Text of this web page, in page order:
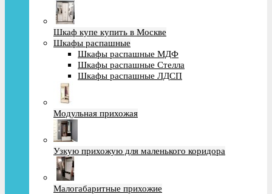
Шкаф купе купить в Москве
Шкафы распашные
Шкафы распашные МДФ
Шкафы распашные Стелла
Шкафы распашные ЛДСП
Модульная прихожая
Узкую прихожую для маленького коридора
Малогабаритные прихожие